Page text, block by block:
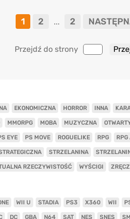
1 2 ... 2
Przejdź do strony
EKONOMICZNA HORROR INNA
MMORPG MOBA MUZYCZNA
EYE PS MOVE ROGUELIKE RPG
STRZELANINA
RZECZYWISTOŚĆ WYŚCIGI
WII U STADIA PS3 X360 WII
DC GBA N64 SAT NES SNES